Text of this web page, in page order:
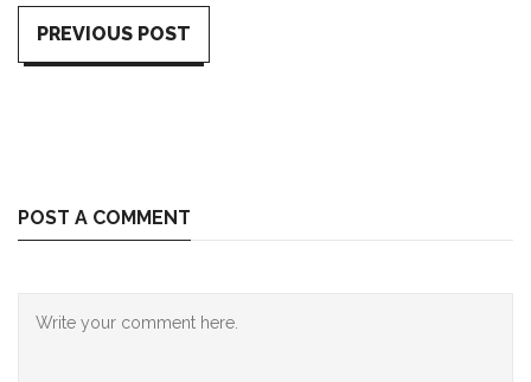
PREVIOUS POST
POST A COMMENT